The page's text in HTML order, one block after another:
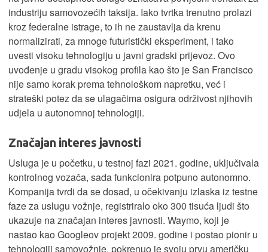
industriju samovozećih taksija. Iako tvrtka trenutno prolazi
kroz federalne istrage, to ih ne zaustavlja da krenu
normalizirati, za mnoge futuristički eksperiment, i tako
uvesti visoku tehnologiju u javni gradski prijevoz. Ovo
uvođenje u gradu visokog profila kao što je San Francisco
nije samo korak prema tehnološkom napretku, već i
strateški potez da se ulagačima osigura održivost njihovih
udjela u autonomnoj tehnologiji.
Značajan interes javnosti
Usluga je u početku, u testnoj fazi 2021. godine, uključivala
kontrolnog vozača, sada funkcionira potpuno autonomno.
Kompanija tvrdi da se dosad, u očekivanju izlaska iz testne
faze za uslugu vožnje, registriralo oko 300 tisuća ljudi što
ukazuje na značajan interes javnosti. Waymo, koji je
nastao kao Googleov projekt 2009. godine i postao pionir u
tehnologiji samovožnje, pokrenuo je svoju prvu američku